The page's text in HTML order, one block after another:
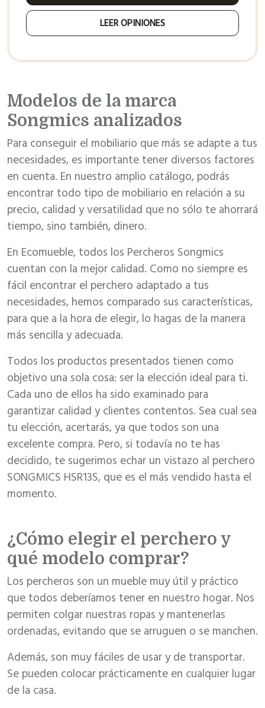
LEER OPINIONES
Modelos de la marca
Songmics analizados
Para conseguir el mobiliario que más se adapte a tus
necesidades, es importante tener diversos factores
en cuenta. En nuestro amplio catálogo, podrás
encontrar todo tipo de mobiliario en relación a su
precio, calidad y versatilidad que no sólo te ahorrará
tiempo, sino también, dinero.
En Ecomueble, todos los Percheros Songmics
cuentan con la mejor calidad. Como no siempre es
fácil encontrar el perchero adaptado a tus
necesidades, hemos comparado sus características,
para que a la hora de elegir, lo hagas de la manera
más sencilla y adecuada.
Todos los productos presentados tienen como
objetivo una sola cosa: ser la elección ideal para ti.
Cada uno de ellos ha sido examinado para
garantizar calidad y clientes contentos. Sea cual sea
tu elección, acertarás, ya que todos son una
excelente compra. Pero, si todavía no te has
decidido, te sugerimos echar un vistazo al perchero
SONGMICS HSR13S, que es el más vendido hasta el
momento.
¿Cómo elegir el perchero y
qué modelo comprar?
Los percheros son un mueble muy útil y práctico
que todos deberíamos tener en nuestro hogar. Nos
permiten colgar nuestras ropas y mantenerlas
ordenadas, evitando que se arruguen o se manchen.
Además, son muy fáciles de usar y de transportar.
Se pueden colocar prácticamente en cualquier lugar
de la casa.